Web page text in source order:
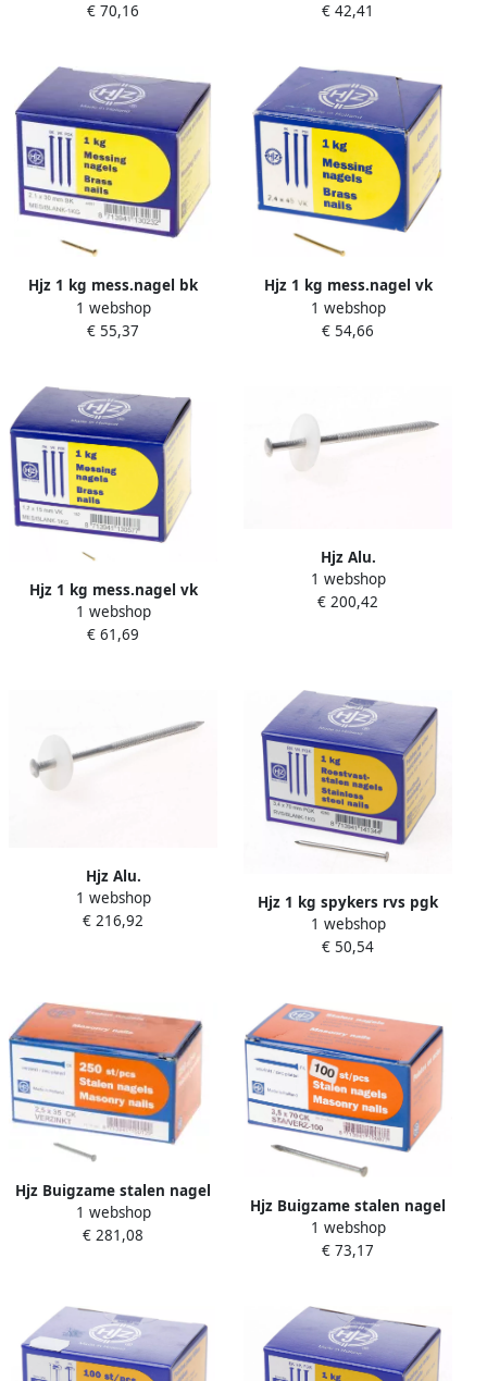
€ 70,16
€ 42,41
Hjz 1 kg mess.nagel bk
30x2.1
1 webshop
€ 55,37
Hjz 1 kg mess.nagel vk
45x2.4
1 webshop
€ 54,66
Hjz 1 kg mess.nagel vk
15x1.2
1 webshop
€ 61,69
Hjz Alu.
isolatieplaatnagel100x5.3
1 webshop
€ 200,42
Hjz Alu.
isolatieplaatnagel110x5.3
1 webshop
€ 216,92
Hjz 1 kg spykers rvs pgk
70x3.4
1 webshop
€ 50,54
Hjz Buigzame stalen nagel
35x2.5
1 webshop
€ 281,08
Hjz Buigzame stalen nagel
70x3.5
1 webshop
€ 73,17